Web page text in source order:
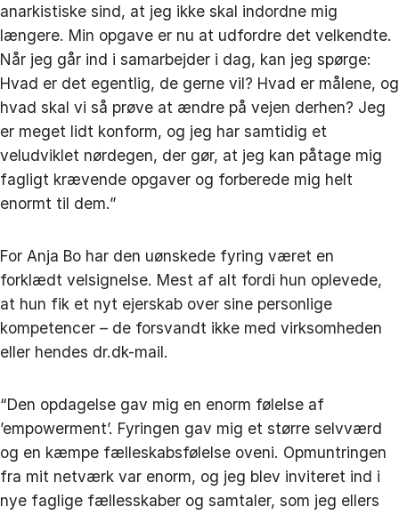
anarkistiske sind, at jeg ikke skal indordne mig
længere. Min opgave er nu at udfordre det velkendte.
Når jeg går ind i samarbejder i dag, kan jeg spørge:
Hvad er det egentlig, de gerne vil? Hvad er målene, og
hvad skal vi så prøve at ændre på vejen derhen? Jeg
er meget lidt konform, og jeg har samtidig et
veludviklet nørdegen, der gør, at jeg kan påtage mig
fagligt krævende opgaver og forberede mig helt
enormt til dem.”
For Anja Bo har den uønskede fyring været en
forklædt velsignelse. Mest af alt fordi hun oplevede,
at hun fik et nyt ejerskab over sine personlige
kompetencer – de forsvandt ikke med virksomheden
eller hendes dr.dk-mail.
“Den opdagelse gav mig en enorm følelse af
’empowerment’. Fyringen gav mig et større selvværd
og en kæmpe fælleskabsfølelse oveni. Opmuntringen
fra mit netværk var enorm, og jeg blev inviteret ind i
nye faglige fællesskaber og samtaler, som jeg ellers